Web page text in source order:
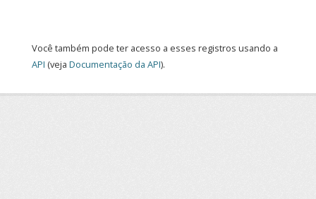
Você também pode ter acesso a esses registros usando a
API (veja Documentação da API).